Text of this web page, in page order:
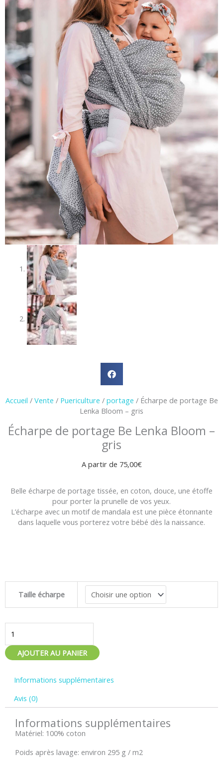
Accueil / Vente / Puericulture / portage / Écharpe de portage Be
Lenka Bloom – gris
Écharpe de portage Be Lenka Bloom –
gris
A partir de 75,00€
Belle écharpe de portage tissée, en coton, douce, une étoffe
pour porter la prunelle de vos yeux.
L’écharpe avec un motif de mandala est une pièce étonnante
dans laquelle vous porterez votre bébé dès la naissance.
Taille écharpe
Écharpe
Be
Lenka
Bloom
gris
AJOUTER AU PANIER
Informations supplémentaires
Avis (0)
Informations supplémentaires
Matériel: 100% coton
Poids après lavage: environ 295 g / m2